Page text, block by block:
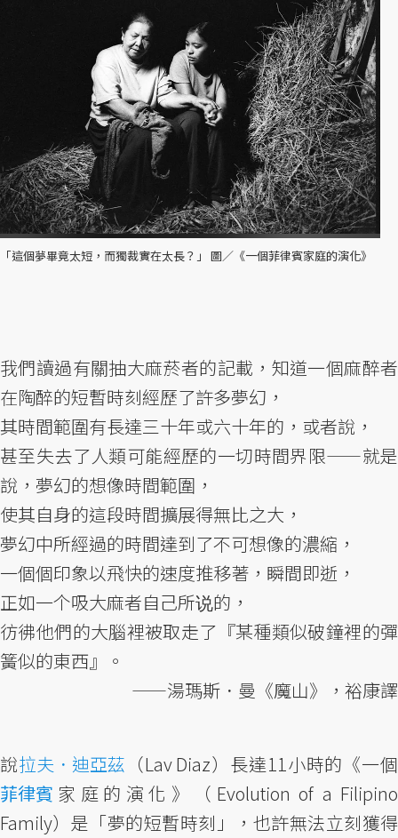
「這個夢畢竟太短，而獨裁實在太長？」 圖／《一個菲律賓家庭的演化》
我們讀過有關抽大麻菸者的記載，知道一個麻醉者
在陶醉的短暫時刻經歷了許多夢幻，
其時間範圍有長達三十年或六十年的，或者說，
甚至失去了人類可能經歷的一切時間界限——就是
說，夢幻的想像時間範圍，
使其自身的這段時間擴展得無比之大，
夢幻中所經過的時間達到了不可想像的濃縮，
一個個印象以飛快的速度推移著，瞬間即逝，
正如一个吸大麻者自己所说的，
彷彿他們的大腦裡被取走了『某種類似破鐘裡的彈
簧似的東西』。
——湯瑪斯．曼《魔山》，裕康譯
說拉夫．迪亞茲 （Lav Diaz）長達11小時的《一個
菲律賓 家庭的演化》（Evolution of a Filipino
Family）是「夢的短暫時刻」，也許無法立刻獲得